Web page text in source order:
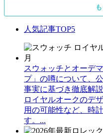
人気記事TOP5
スウォッチとオーデ
プ」の噂について、
事実に基づき徹底解
ロイヤルオークのデ
用の可能性など、時
す。...